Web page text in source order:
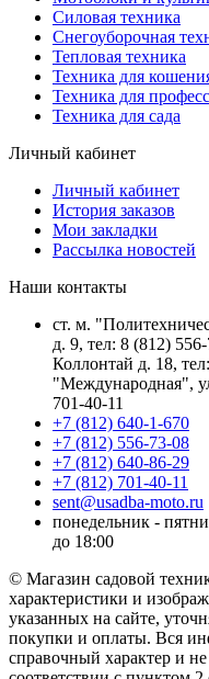
Силовая техника
Снегоуборочная
Тепловая техника
Техника для
Техника для
Техника для сада
Личный кабинет
Личный кабинет
История заказов
Мои закладки
Рассылка новостей
Наши контакты
ст. м.
д. 9, тел: 8 (812)
Коллонтай д. 18,
"Международная",
701-40-11
+7 (812) 640-1-670
+7 (812) 556-73-08
+7 (812) 640-86-29
+7 (812) 701-40-11
sent@usadba-moto.ru
понедельник -
до 18:00
© Магазин садовой
характеристики и
указанных на сайте,
покупки и оплаты. Вся
справочный характер и